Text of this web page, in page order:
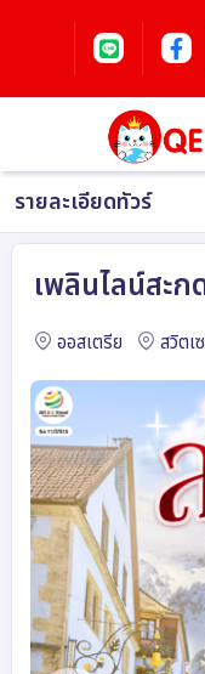
รายละเอียดทัวร์
เพลินไลน์สะ
ออสเตรีย สวิตเ